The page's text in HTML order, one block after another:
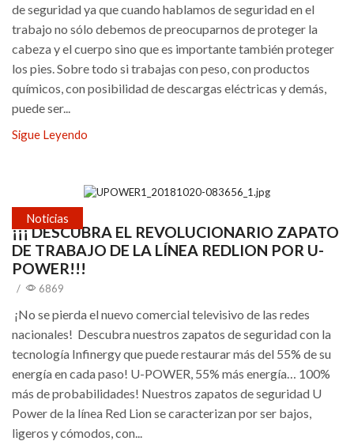
de seguridad ya que cuando hablamos de seguridad en el
trabajo no sólo debemos de preocuparnos de proteger la
cabeza y el cuerpo sino que es importante también proteger
los pies. Sobre todo si trabajas con peso, con productos
químicos, con posibilidad de descargas eléctricas y demás,
puede ser...
Sigue Leyendo
Noticias
¡¡¡ DESCUBRA EL REVOLUCIONARIO ZAPATO
DE TRABAJO DE LA LÍNEA REDLION POR U-
POWER!!!
/ 6869
¡No se pierda el nuevo comercial televisivo de las redes
nacionales! Descubra nuestros zapatos de seguridad con la
tecnología Infinergy que puede restaurar más del 55% de su
energía en cada paso! U-POWER, 55% más energía… 100%
más de probabilidades! Nuestros zapatos de seguridad U
Power de la línea Red Lion se caracterizan por ser bajos,
ligeros y cómodos, con...